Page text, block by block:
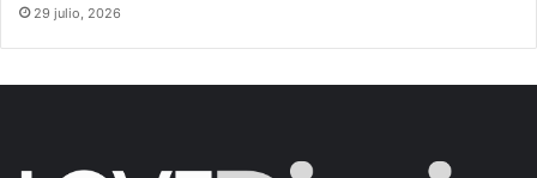
29 julio, 2026